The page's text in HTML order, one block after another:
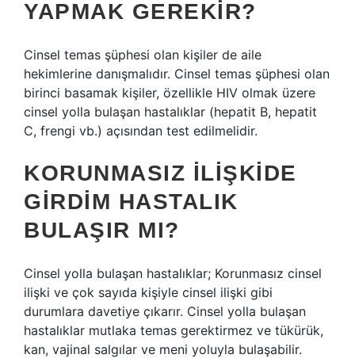
YAPMAK GEREKIR?
Cinsel temas şüphesi olan kişiler de aile
hekimlerine danışmalıdır. Cinsel temas şüphesi olan
birinci basamak kişiler, özellikle HIV olmak üzere
cinsel yolla bulaşan hastalıklar (hepatit B, hepatit
C, frengi vb.) açısından test edilmelidir.
KORUNMASIZ ILIŞKIDE
GIRDIM HASTALIK
BULAŞIR MI?
Cinsel yolla bulaşan hastalıklar; Korunmasız cinsel
ilişki ve çok sayıda kişiyle cinsel ilişki gibi
durumlara davetiye çıkarır. Cinsel yolla bulaşan
hastalıklar mutlaka temas gerektirmez ve tükürük,
kan, vajinal salgılar ve meni yoluyla bulaşabilir.